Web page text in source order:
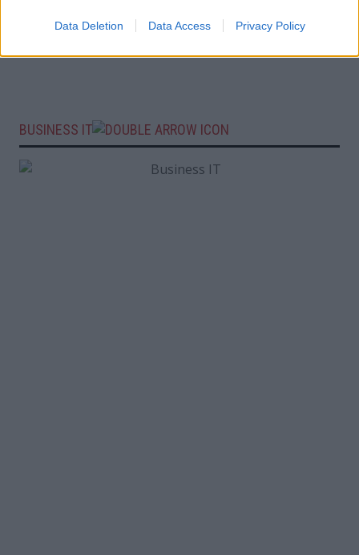
Data Deletion Data Access Privacy Policy
BUSINESS IT